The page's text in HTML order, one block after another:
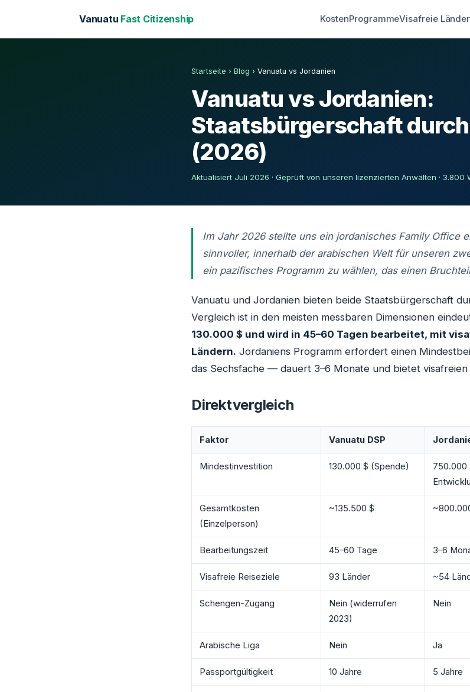
Vanuatu Fast Citizenship KostenProgrammeVisafreie Länder
Startseite › Blog › Vanuatu vs Jordanien
Vanuatu vs Jordanien:
Staatsbürgerschaft
(2026)
Aktualisiert Juli 2026 · Geprüft von unseren lizenzierten Anwälten · 3.800
Im Jahr 2026 stellte uns ein jordanisches Family Office
sinnvoller, innerhalb der arabischen Welt für unseren
ein pazifisches Programm zu wählen, das einen
Vanuatu und Jordanien bieten beide Staatsbürgerschaft
Vergleich ist in den meisten messbaren Dimensionen
130.000 $ und wird in 45–60 Tagen bearbeitet, mit
Ländern. Jordaniens Programm erfordert einen
das Sechsfache — dauert 3–6 Monate und bietet
Direktvergleich
Faktor Vanuatu DSP
Mindestinvestition 130.000 $ (Spende)
750.000
Gesamtkosten
(Einzelperson)
~135.500 $
Bearbeitungszeit 45–60 Tage 3–6
Visafreie Reiseziele 93 Länder ~54
Schengen-Zugang
Nein (widerrufen
2023)
Nein
Arabische Liga Nein Ja
Passportgültigkeit 10 Jahre 5 Jahre